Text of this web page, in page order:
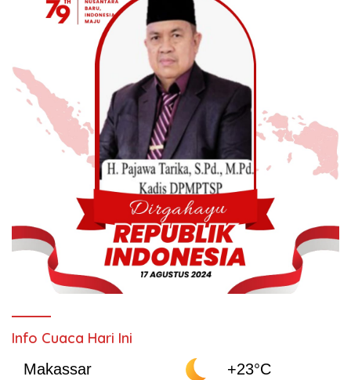
Info Cuaca Hari Ini
Makassar
+23°C